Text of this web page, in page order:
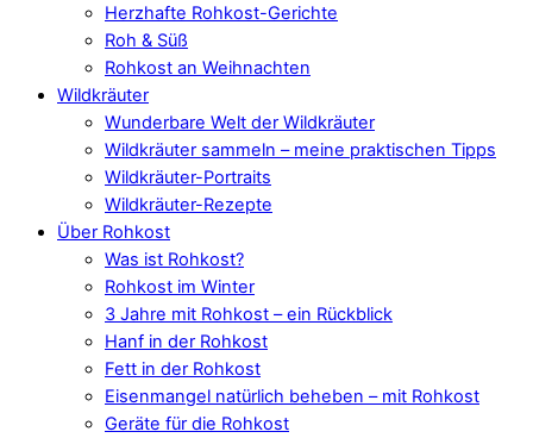
Herzhafte Rohkost-Gerichte
Roh & Süß
Rohkost an Weihnachten
Wildkräuter
Wunderbare Welt der Wildkräuter
Wildkräuter sammeln – meine praktischen Tipps
Wildkräuter-Portraits
Wildkräuter-Rezepte
Über Rohkost
Was ist Rohkost?
Rohkost im Winter
3 Jahre mit Rohkost – ein Rückblick
Hanf in der Rohkost
Fett in der Rohkost
Eisenmangel natürlich beheben – mit Rohkost
Geräte für die Rohkost